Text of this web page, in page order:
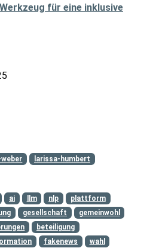
für eine inklusive
larissa-humbert
ai llm nlp
plattform
gesellschaft
gemeinwohl
beteiligung
fakenews
wahl